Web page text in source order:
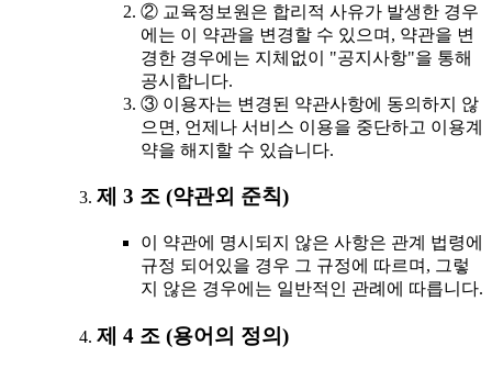
② 교육정보원은 합리적 사유가 발생한 경우
에는 이 약관을 변경할 수 있으며, 약관을 변
경한 경우에는 지체없이 "공지사항"을 통해
공시합니다.
③ 이용자는 변경된 약관사항에 동의하지 않
으면, 언제나 서비스 이용을 중단하고 이용계
약을 해지할 수 있습니다.
제 3 조 (약관외 준칙)
이 약관에 명시되지 않은 사항은 관계 법령에
규정 되어있을 경우 그 규정에 따르며, 그렇
지 않은 경우에는 일반적인 관례에 따릅니다.
제 4 조 (용어의 정의)